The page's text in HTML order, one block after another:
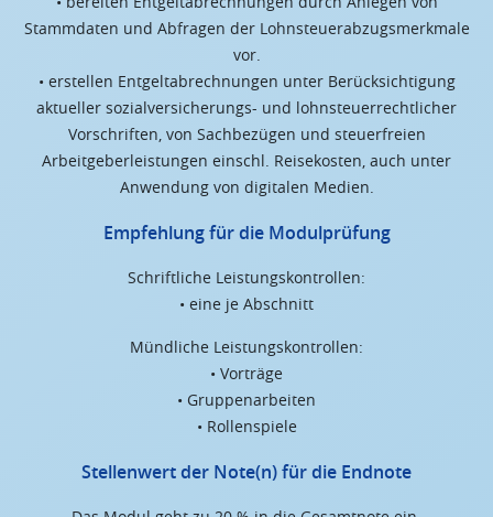
Stammdaten und Abfragen der Lohnsteuerabzugsmerkmale
vor.
• erstellen Entgeltabrechnungen unter Berücksichtigung
aktueller sozialversicherungs- und lohnsteuerrechtlicher
Vorschriften, von Sachbezügen und steuerfreien
Arbeitgeberleistungen einschl. Reisekosten, auch unter
Anwendung von digitalen Medien.
Empfehlung für die Modulprüfung
Schriftliche Leistungskontrollen:
• eine je Abschnitt
Mündliche Leistungskontrollen:
• Vorträge
• Gruppenarbeiten
• Rollenspiele
Stellenwert der Note(n) für die Endnote